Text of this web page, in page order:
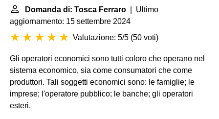
Domanda di: Tosca Ferraro | Ultimo
aggiornamento: 15 settembre 2024
Valutazione: 5/5 (50 voti)
Gli operatori economici sono tutti coloro che operano nel
sistema economico, sia come consumatori che come
produttori. Tali soggetti economici sono: le famiglie; le
imprese; l'operatore pubblico; le banche; gli operatori
esteri.